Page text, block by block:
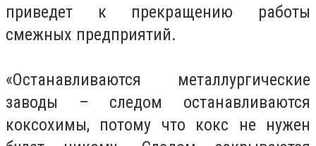
приведет к прекращению работы
смежных предприятий.
«Останавливаются металлургические
заводы – следом останавливаются
коксохимы, потому что кокс не нужен